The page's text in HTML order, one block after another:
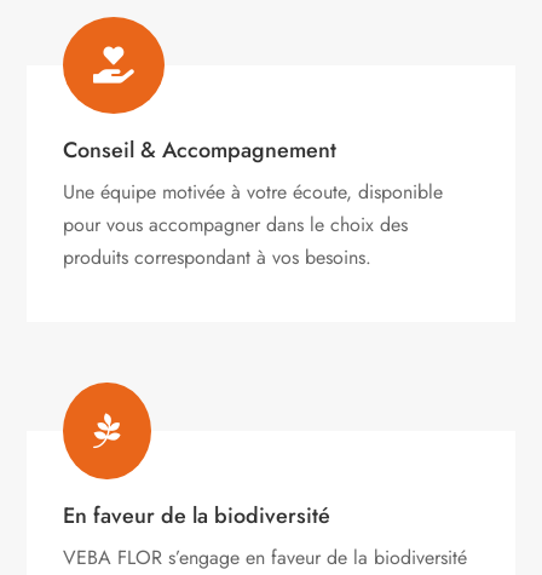

Conseil & Accompagnement
Une équipe motivée à votre écoute, disponible
pour vous accompagner dans le choix des
produits correspondant à vos besoins.

En faveur de la biodiversité
VEBA FLOR s’engageen faveur de la biodiversité